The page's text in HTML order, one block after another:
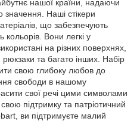
нашої країни, надаючи
Наші стікери
що забезпечують
кольорів. Вони легкі у
на різних поверхнях,
рюкзаки та багато інших. Набір
свою глибоку любов до
свободи в нашому
свої речі цими символами
підтримку та патріотичний
ви підтримуєте малий